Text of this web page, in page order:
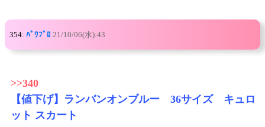
354: ﾊﾟﾜﾌﾟﾛ 21/10/06(水):43
>>340
【値下げ】ランバンオンブルー 36サイズ キュロ
ット スカート